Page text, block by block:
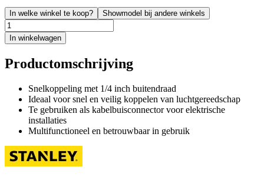
In welke winkel te koop? Showmodel bij andere winkels
In winkelwagen
Productomschrijving
Snelkoppeling met 1/4 inch buitendraad
Ideaal voor snel en veilig koppelen van luchtgereedschap
Te gebruiken als kabelbuisconnector voor elektrische
installaties
Multifunctioneel en betrouwbaar in gebruik